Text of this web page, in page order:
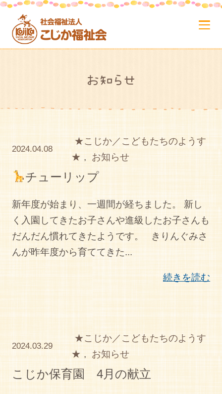
お知らせ
2024.04.08
★こじか／こどもたちのようす
★ , お知らせ
チューリップ
新年度が始まり、一週間が経ちました。 新し
く入園してきたお子さんや進級したお子さんも
だんだん慣れてきたようです。 きりんぐみさ
んが昨年度から育ててきた...
続きを読む
2024.03.29
★こじか／こどもたちのようす
★ , お知らせ
こじか保育園 4月の献立